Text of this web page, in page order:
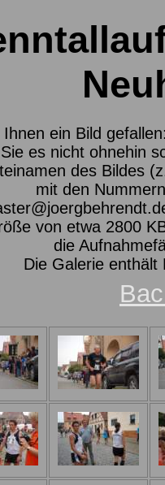
Ihnen ein Bild
es nicht ohnehin
des Bildes
mit den
von etwa 2800
die
Die Galerie enthält